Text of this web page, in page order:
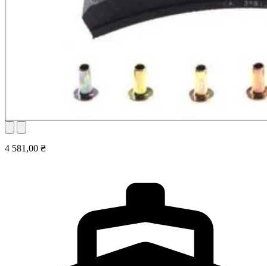
4 581,00 ₴